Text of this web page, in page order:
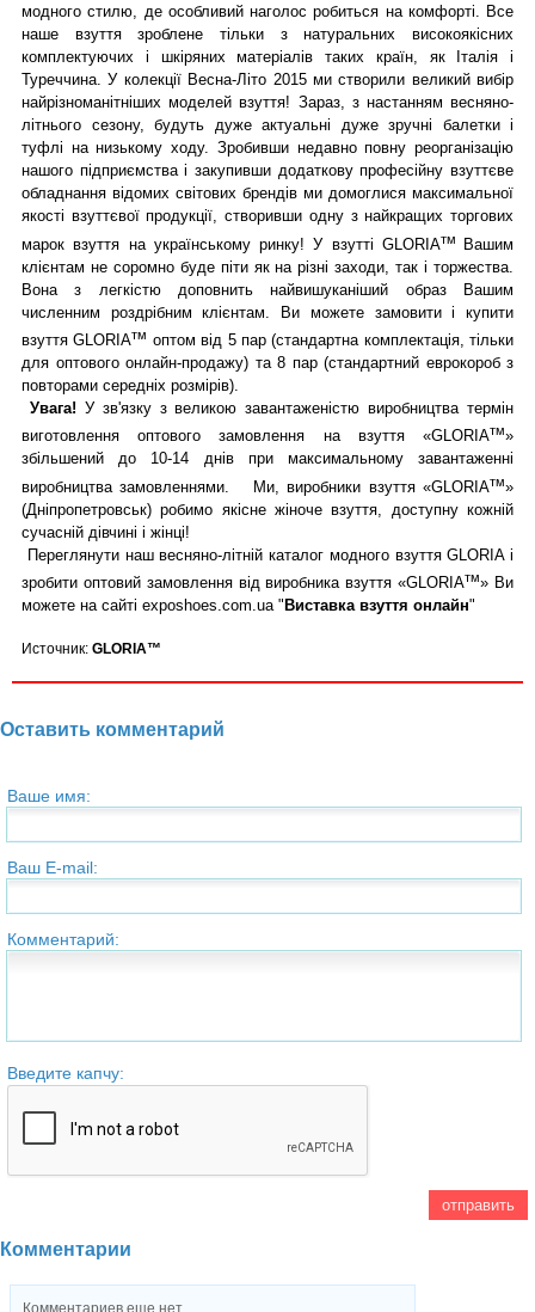
модного стилю, де особливий наголос робиться на комфорті. Все
наше взуття зроблене тільки з натуральних високоякісних
комплектуючих і шкіряних матеріалів таких країн, як Італія і
Туреччина. У колекції Весна-Літо 2015 ми створили великий вибір
найрізноманітніших моделей взуття! Зараз, з настанням весняно-
літнього сезону, будуть дуже актуальні дуже зручні балетки і
туфлі на низькому ходу. Зробивши недавно повну реорганізацію
нашого підприємства і закупивши додаткову професійну взуттєве
обладнання відомих світових брендів ми домоглися максимальної
якості взуттєвої продукції, створивши одну з найкращих торгових
марок взуття на українському ринку! У взутті GLORIAтм Вашим
клієнтам не соромно буде піти як на різні заходи, так і торжества.
Вона з легкістю доповнить найвишуканіший образ Вашим
численним роздрібним клієнтам. Ви можете замовити і купити
взуття GLORIAтм оптом від 5 пар (стандартна комплектація, тільки
для оптового онлайн-продажу) та 8 пар (стандартний еврокороб з
повторами середніх розмірів).
Увага! У зв'язку з великою завантаженістю виробництва термін
виготовлення оптового замовлення на взуття «GLORIAтм»
збільшений до 10-14 днів при максимальному завантаженні
виробництва замовленнями. Ми, виробники взуття «GLORIAтм»
(Дніпропетровськ) робимо якісне жіноче взуття, доступну кожній
сучасній дівчині і жінці!
Переглянути наш весняно-літній каталог модного взуття GLORIA і
зробити оптовий замовлення від виробника взуття «GLORIAтм» Ви
можете на сайті exposhoes.com.ua " Виставка взуття онлайн"
Источник: GLORIA™
Оставить комментарий
Ваше имя:
Ваш E-mail:
Комментарий:
Введите капчу:
Комментарии
Комментариев еще нет